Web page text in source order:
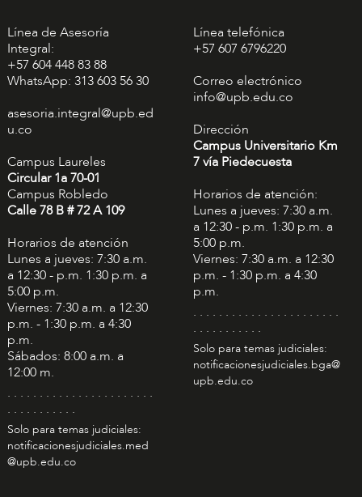
Línea de Asesoría
Integral:
+57 604 448 83 88
WhatsApp: 313 603 56 30
asesoria.integral@upb.ed
u.co
Campus Laureles
Circular 1a 70-01
Campus Robledo
Calle 78 B # 72 A 109
Horarios de atención
Lunes a jueves: 7:30 a.m.
a 12:30 - p.m. 1:30 p.m. a
5:00 p.m.
Viernes: 7:30 a.m. a 12:30
p.m. - 1:30 p.m. a 4:30
p.m.
Sábados: 8:00 a.m. a
12:00 m.
. . . . . . . . . . . . . . . . . . . . . . .
. . . . . . . . . . .
Solo para temas judiciales:
notificacionesjudiciales.med
@upb.edu.co
Línea telefónica
+57 607 6796220
Correo electrónico
info@upb.edu.co
Dirección
Campus Universitario Km
7 vía Piedecuesta
Horarios de atención:
Lunes a jueves: 7:30 a.m.
a 12:30 - p.m. 1:30 p.m. a
5:00 p.m.
Viernes: 7:30 a.m. a 12:30
p.m. - 1:30 p.m. a 4:30
p.m.
. . . . . . . . . . . . . . . . . . . . . . .
. . . . . . . . . . .
Solo para temas judiciales:
notificacionesjudiciales.bga@
upb.edu.co